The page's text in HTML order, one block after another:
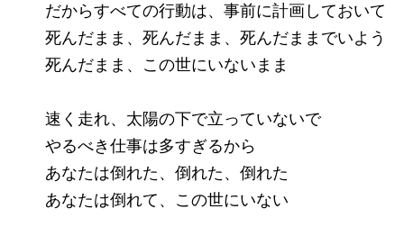
だからすべての行動は、事前に計画しておいて
死んだまま、死んだまま、死んだままでいよう
死んだまま、この世にいないまま
速く走れ、太陽の下で立っていないで
やるべき仕事は多すぎるから
あなたは倒れた、倒れた、倒れた
あなたは倒れて、この世にいない